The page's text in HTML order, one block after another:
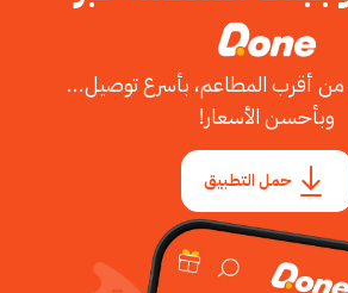
من أقرب المطاعم، بأسرع توصيل...
وبأحسن الأسعار!
حمل التطبيق